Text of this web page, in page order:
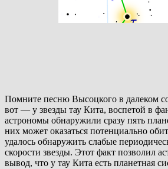
Помните песню Высоцкого в далеком
вот — у звезды тау Кита, воспетой в
астрономы обнаружили сразу пять
них может оказаться потенциально
удалось обнаружить слабые
скорости звезды. Этот факт позволил
вывод, что у тау Кита есть планетная